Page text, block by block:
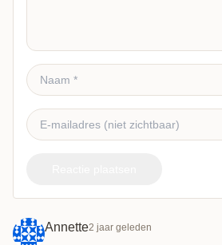
Annette2 jaar geleden